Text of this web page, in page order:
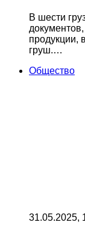
В шести
продукции,
груш.…
Общество
31.05.2025,